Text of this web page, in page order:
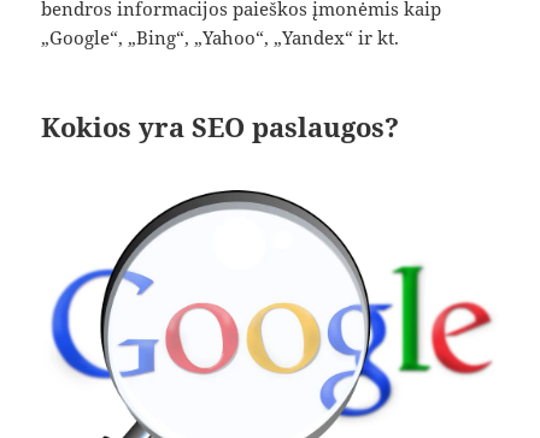
bendros informacijos paieškos įmonėmis kaip
„Google“, „Bing“, „Yahoo“, „Yandex“ ir kt.
Kokios yra SEO paslaugos?